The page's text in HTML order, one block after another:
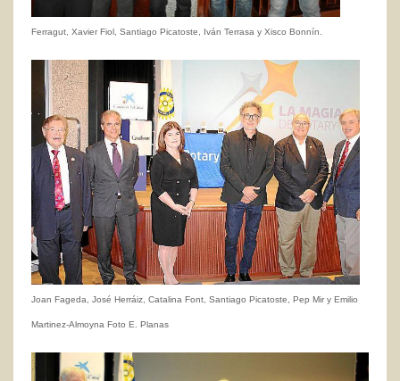
Ferragut, Xavier Fiol, Santiago Picatoste, Iván Terrasa y Xisco Bonnín.
Joan Fageda, José Herráiz, Catalina Font, Santiago Picatoste, Pep Mir y Emilio
Martinez-Almoyna Foto E. Planas